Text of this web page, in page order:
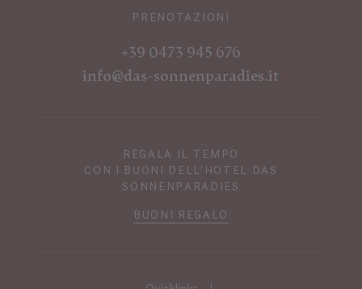
PRENOTAZIONI
+39 0473 945 676
info@das-sonnenparadies.it
REGALA IL TEMPO
CON I BUONI DELL'HOTEL DAS
SONNENPARADIES
BUONI REGALO